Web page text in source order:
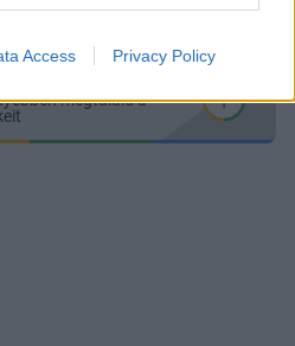
Access Privacy Policy
Messengeren
megtaláld a